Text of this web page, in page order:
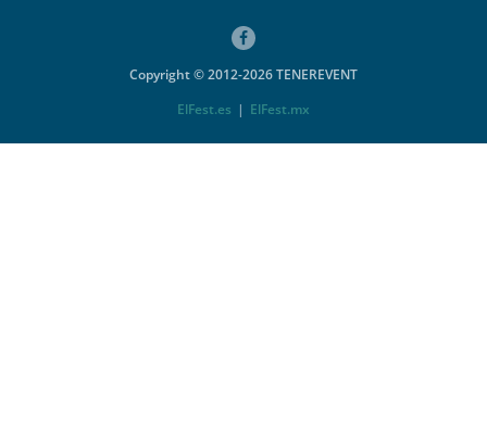
Copyright © 2012-2026 TENEREVENT
ElFest.es | ElFest.mx